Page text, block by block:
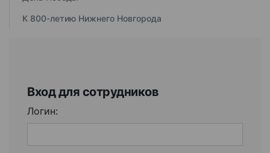
К 800-летию Нижнего Новгорода
Вход для сотрудников
Логин: